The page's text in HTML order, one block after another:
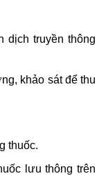
dịch truyền thông
khảo sát để thu
thuốc.
lưu thông trên